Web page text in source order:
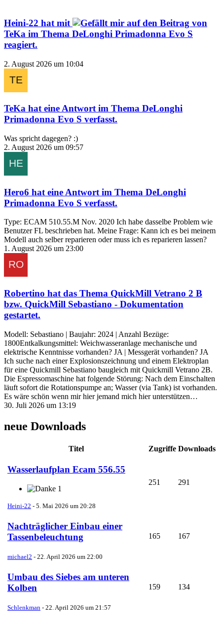
Heini-22 hat mit
auf den Beitrag von
TeKa im Thema DeLonghi Primadonna Evo S
reagiert.
2. August 2026 um 10:04
TeKa hat eine Antwort im Thema DeLonghi
Primadonna Evo S verfasst.
Was spricht dagegen? :)
2. August 2026 um 09:57
Hero6 hat eine Antwort im Thema DeLonghi
Primadonna Evo S verfasst.
Type: ECAM 510.55.M Nov. 2020 Ich habe dasselbe Problem wie
Benutzer FL beschrieben hat. Meine Frage: Kann ich es bei meinem
Modell auch selber reparieren oder muss ich es reparieren lassen?
1. August 2026 um 23:00
Robertino hat das Thema QuickMill Vetrano 2 B
bzw. QuickMill Sebastiano - Dokumentation
gestartet.
Modell: Sebastiano | Baujahr: 2024 | Anzahl Bezüge:
1800Entkalkungsmittel: Weichwasseranlage mechanische und
elektrische Kenntnisse vorhanden? JA | Messgerät vorhanden? JA
Ich suche nach einer Explosionszeichnung und einem Elektroplan
für eine Quickmill Sebastiano baugleich mit Quickmill Vetrano 2B.
Die Espressomaschine hat folgende Störung: Nach dem Einschalten
läuft sofort die Rotationspumpe an; Wasser (via Tank) ist vorhanden.
Es wäre schön wenn mir hier jemand mich hier unterstützen…
30. Juli 2026 um 13:19
neue Downloads
Titel Zugriffe Downloads
Wasserlaufplan Ecam 556.55
1
Heini-22 - 5. Mai 2026 um 20:28
251 291
Nachträglicher Einbau einer
Tassenbeleuchtung
michael2 - 22. April 2026 um 22:00
165 167
Umbau des Siebes am unteren
Kolben
Schlenkman - 22. April 2026 um 21:57
159 134